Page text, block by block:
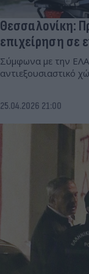
Θεσσαλονίκη:
επιχείρηση σε
Σύμφωνα με την
αντιεξουσιαστικό
25.04.2026 21:00